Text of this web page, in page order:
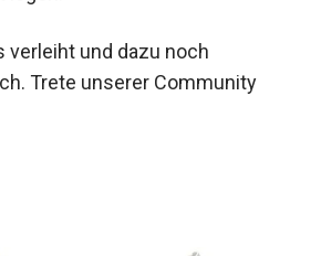
verleiht und dazu noch
Trete unserer